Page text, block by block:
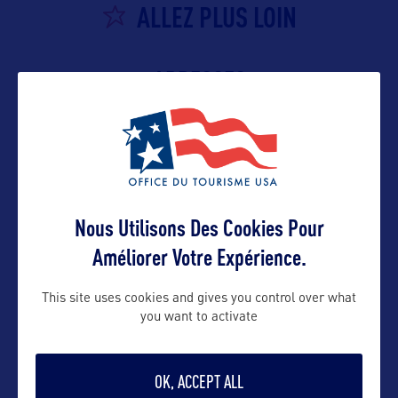
ALLEZ PLUS LOIN
ADRESSES
Adresses aux USA :
Visitor Information Fale
Matafele, Apia, Samoa
Samoa – Head Office
Main Beach Road
Contact grand public
Nous Utilisons Des Cookies Pour
Améliorer Votre Expérience.
This site uses cookies and gives you control over what
you want to activate
OK, ACCEPT ALL